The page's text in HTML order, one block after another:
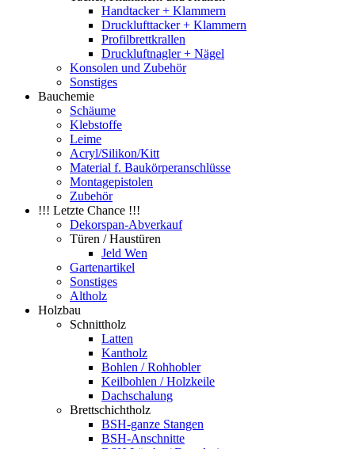
Handtacker + Klammern
Drucklufttacker + Klammern
Profilbrettkrallen
Druckluftnagler + Nägel
Konsolen und Zubehör
Sonstiges
Bauchemie
Schäume
Klebstoffe
Leime
Acryl/Silikon/Kitt
Material f. Baukörperanschlüsse
Montagepistolen
Zubehör
!!! Letzte Chance !!!
Dekorspan-Abverkauf
Türen / Haustüren
Jeld Wen
Gartenartikel
Sonstiges
Altholz
Holzbau
Schnittholz
Latten
Kantholz
Bohlen / Rohhobler
Keilbohlen / Holzkeile
Dachschalung
Brettschichtholz
BSH-ganze Stangen
BSH-Anschnitte